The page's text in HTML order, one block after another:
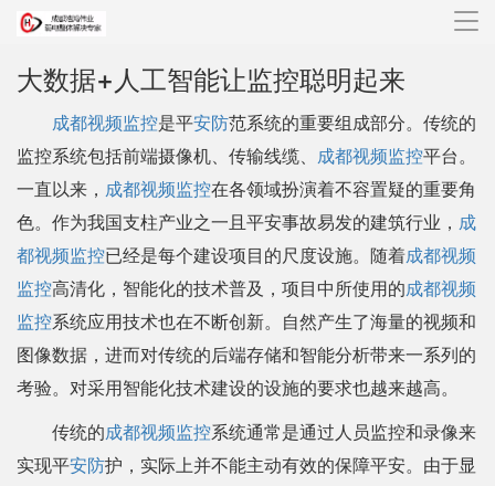
导
大数据+人工智能让监控聪明起来
成都视频监控是平安防范系统的重要组成部分。传统的
监控系统包括前端摄像机、传输线缆、 成都视频监控平台。
一直以来， 成都视频监控在各领域扮演着不容置疑的重要角
色。作为我国支柱产业之一且平安事故易发的建筑行业， 成
都视频监控已经是每个建设项目的尺度设施。随着成都视频
监控高清化，智能化的技术普及，项目中所使用的成都视频
监控系统应用技术也在不断创新。自然产生了海量的视频和
图像数据，进而对传统的后端存储和智能分析带来一系列的
考验。对采用智能化技术建设的设施的要求也越来越高。
传统的成都视频监控系统通常是通过人员监控和录像来
实现平安防护，实际上并不能主动有效的保障平安。由于显